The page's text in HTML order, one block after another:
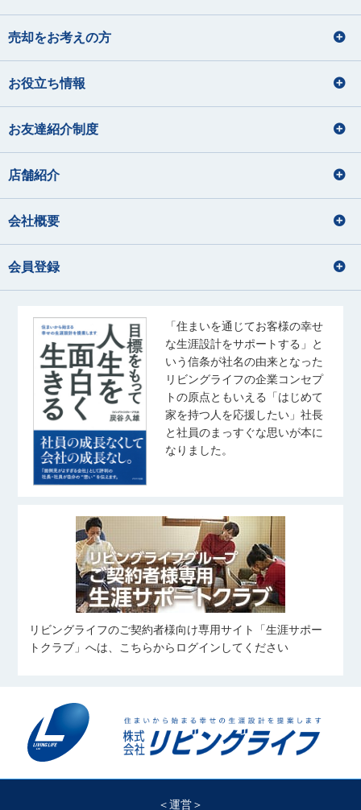
売却をお考えの方
お役立ち情報
お友達紹介制度
店舗紹介
会社概要
会員登録
「住まいを通じてお客様の幸せ
な生涯設計をサポートする」と
いう信条が社名の由来となった
リビングライフの企業コンセプ
トの原点ともいえる「はじめて
家を持つ人を応援したい」社長
と社員のまっすぐな思いが本に
なりました。
リビングライフのご契約者様向け専用サイト「生涯サポー
トクラブ」へは、こちらからログインしてください
＜運営＞